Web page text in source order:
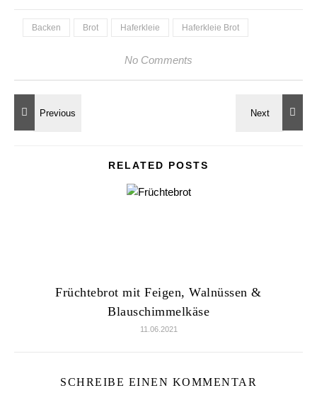
Backen Brot Haferkleie Haferkleie Brot
No Comments
RELATED POSTS
Früchtebrot mit Feigen, Walnüssen &
Blauschimmelkäse
11.06.2021
SCHREIBE EINEN KOMMENTAR